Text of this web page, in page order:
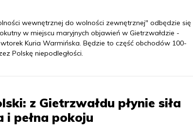
wewnętrznej do wolności zewnętrznej" odbędzie się
w miejscu maryjnych objawień w Gietrzwałdzie -
Kuria Warmińska. Będzie to część obchodów 100-
Polskę niepodległości.
z Gietrzwałdu płynie siła
i pełna pokoju